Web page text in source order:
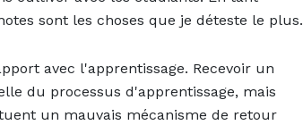
sont les choses que je déteste le plus.
avec l'apprentissage. Recevoir un
du processus d'apprentissage, mais
un mauvais mécanisme de retour